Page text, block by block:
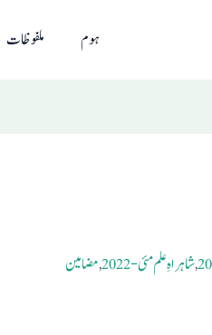
ہوم ملفوظات
,شاہراہِ علم مئی- 2022 ,مضامین